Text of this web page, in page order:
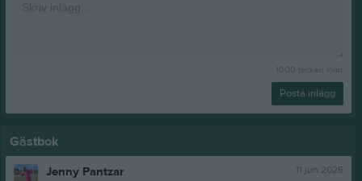
1000 tecken kvar
Posta inlägg
Gästbok
11 jun 2025
Jenny Pantzar